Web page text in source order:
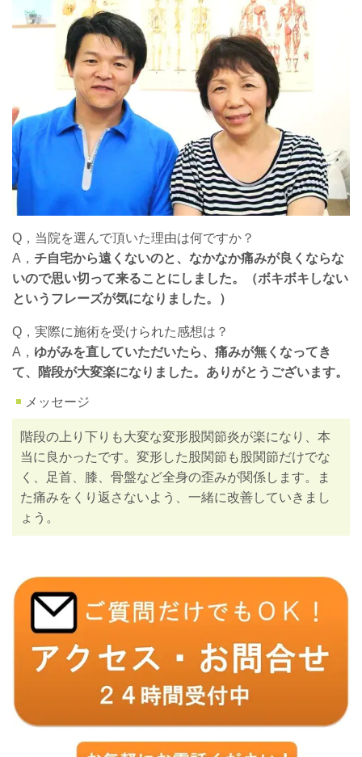
Q，当院を選んで頂いた理由は何ですか？
A， チ自宅から遠くないのと、なかなか痛みが良くならな
いので思い切って来ることにしました。（ボキボキしない
というフレーズが気になりました。）
Q，実際に施術を受けられた感想は？
A， ゆがみを直していただいたら、痛みが無くなってき
て、階段が大変楽になりました。ありがとうございます。
メッセージ
階段の上り下りも大変な変形股関節炎が楽になり、本
当に良かったです。変形した股関節も股関節だけでな
く、足首、膝、骨盤など全身の歪みが関係します。ま
た痛みをくり返さないよう、一緒に改善していきまし
ょう。